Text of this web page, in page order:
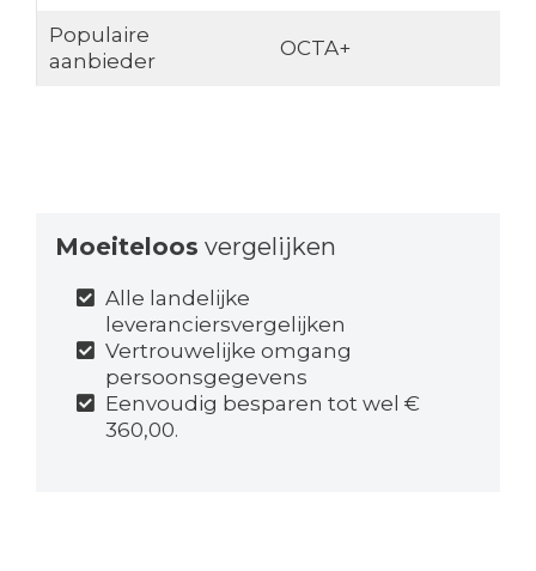
Populaire
aanbieder
OCTA+
Moeiteloos vergelijken
Alle landelijke
leveranciersvergelijken
Vertrouwelijke omgang
persoonsgegevens
Eenvoudig besparen tot wel €
360,00.